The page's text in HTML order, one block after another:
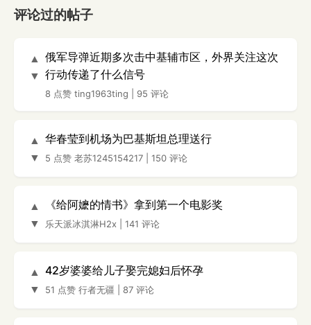
评论过的帖子
▲
▼
俄军导弹近期多次击中基辅市区，外界关注这次
行动传递了什么信号
8 点赞 ting1963ting 95 评论
▲
▼
华春莹到机场为巴基斯坦总理送行
5 点赞 老苏1245154217 150 评论
▲
▼
《给阿嬷的情书》拿到第一个电影奖
乐天派冰淇淋H2x 141 评论
▲
▼
42岁婆婆给儿子娶完媳妇后怀孕
51 点赞 行者无疆 87 评论